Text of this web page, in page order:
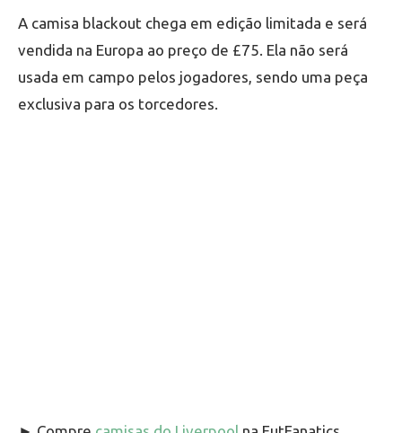
A camisa blackout chega em edição limitada e será
vendida na Europa ao preço de £75. Ela não será
usada em campo pelos jogadores, sendo uma peça
exclusiva para os torcedores.